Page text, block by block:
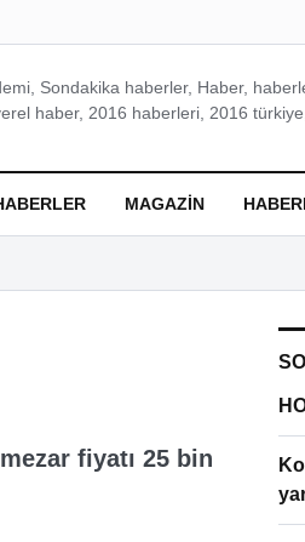
Sondakika haberler, Haber,
haber, 2016 haberleri, 2016
MAGAZIN
fiyatı 25 bin